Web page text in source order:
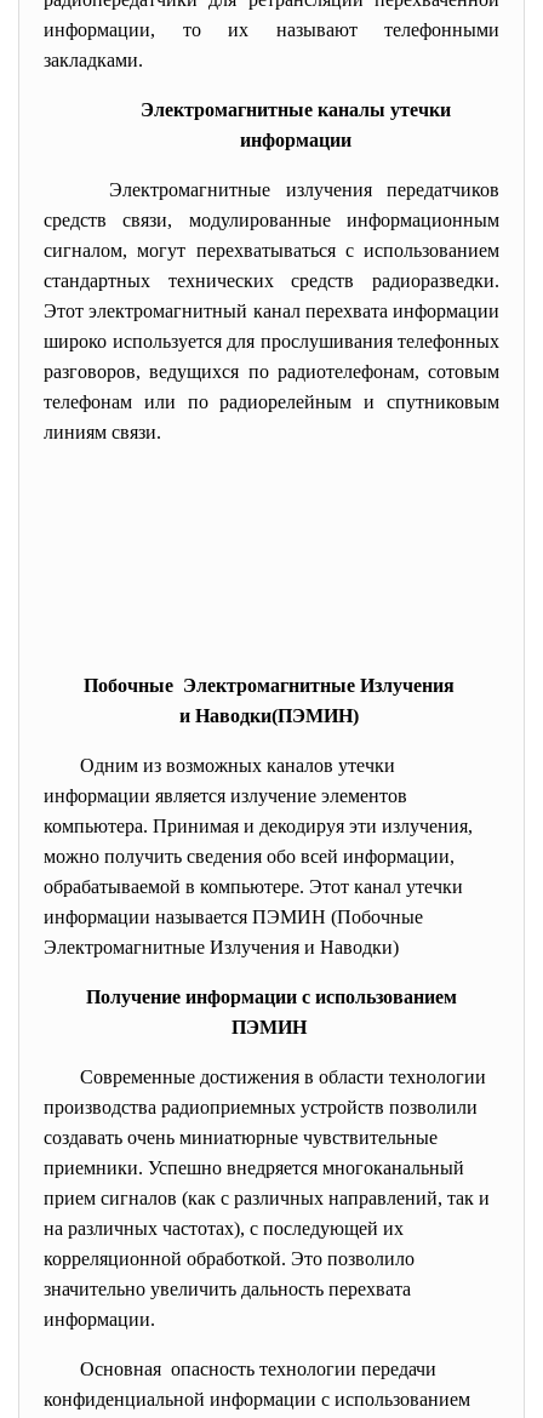
информации, то их называют телефонными
закладками.
Электромагнитные каналы утечки
информации
Электромагнитные излучения передатчиков
средств связи, модулированные информационным
сигналом, могут перехватываться с использованием
стандартных технических средств радиоразведки.
Этот электромагнитный канал перехвата информации
широко используется для прослушивания телефонных
разговоров, ведущихся по радиотелефонам, сотовым
телефонам или по радиорелейным и спутниковым
линиям связи.
Побочные Электромагнитные Излучения
и Наводки(ПЭМИН)
Одним из возможных каналов утечки
информации является излучение элементов
компьютера. Принимая и декодируя эти излучения,
можно получить сведения обо всей информации,
обрабатываемой в компьютере. Этот канал утечки
информации называется ПЭМИН (Побочные
Электромагнитные Излучения и Наводки)
Получение информации с использованием
ПЭМИН
Современные достижения в области технологии
производства радиоприемных устройств позволили
создавать очень миниатюрные чувствительные
приемники. Успешно внедряется многоканальный
прием сигналов (как с различных направлений, так и
на различных частотах), с последующей их
корреляционной обработкой. Это позволило
значительно увеличить дальность перехвата
информации.
Основная опасность технологии передачи
конфиденциальной информации с использованием